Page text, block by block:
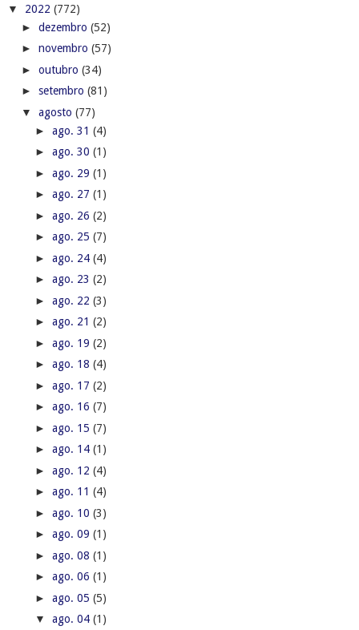
▼ 2022 (772)
► dezembro (52)
► novembro (57)
► outubro (34)
► setembro (81)
▼ agosto (77)
► ago. 31 (4)
► ago. 30 (1)
► ago. 29 (1)
► ago. 27 (1)
► ago. 26 (2)
► ago. 25 (7)
► ago. 24 (4)
► ago. 23 (2)
► ago. 22 (3)
► ago. 21 (2)
► ago. 19 (2)
► ago. 18 (4)
► ago. 17 (2)
► ago. 16 (7)
► ago. 15 (7)
► ago. 14 (1)
► ago. 12 (4)
► ago. 11 (4)
► ago. 10 (3)
► ago. 09 (1)
► ago. 08 (1)
► ago. 06 (1)
► ago. 05 (5)
▼ ago. 04 (1)